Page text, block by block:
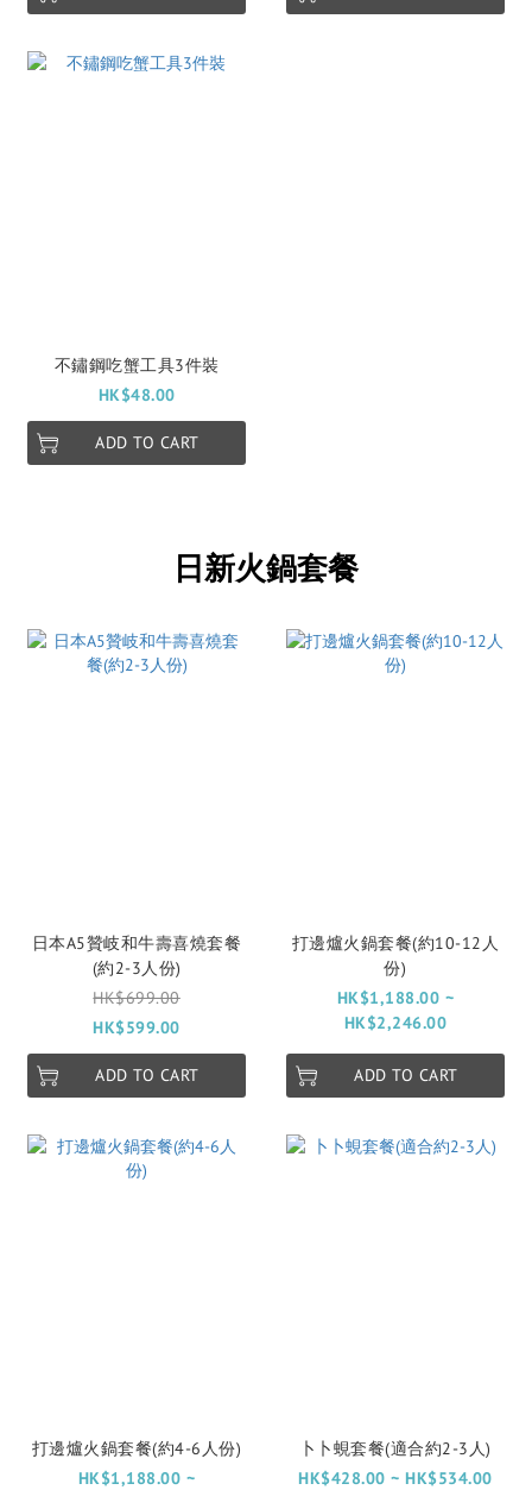
不鏽鋼吃蟹工具3件裝
HK$48.00
ADD TO CART
日新火鍋套餐
日本A5贊岐和牛壽喜燒套餐
(約2-3人份)
HK$699.00
HK$599.00
ADD TO CART
打邊爐火鍋套餐(約10-12人
份)
HK$1,188.00 ~
HK$2,246.00
ADD TO CART
打邊爐火鍋套餐(約4-6人份)
HK$1,188.00 ~
卜卜蜆套餐(適合約2-3人)
HK$428.00 ~ HK$534.00